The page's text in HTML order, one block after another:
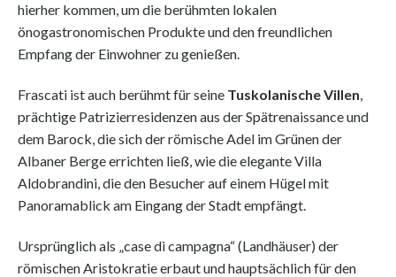
hierher kommen, um die berühmten lokalen
önogastronomischen Produkte und den freundlichen
Empfang der Einwohner zu genießen.
Frascati ist auch berühmt für seine Tuskolanische Villen
prächtige Patrizierresidenzen aus der Spätrenaissance und
dem Barock, die sich der römische Adel im Grünen der
Albaner Berge errichten ließ, wie die elegante Villa
Aldobrandini, die den Besucher auf einem Hügel mit
Panoramablick am Eingang der Stadt empfängt.
Ursprünglich als „case di campagna“ (Landhäuser) der
römischen Aristokratie erbaut und hauptsächlich für den